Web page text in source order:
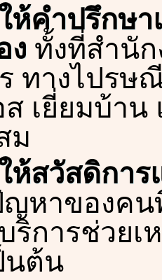
ห้คำปรึกษ
งทั้งที่สำนัก
ทางไปรษ
ส เยี่ยมบ้า
ม
ห้สวัสดิกา
หาของคน
ริการช่วยเ
นต้น